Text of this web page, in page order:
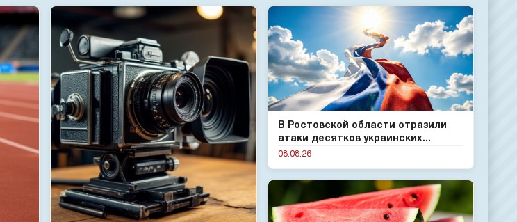
В Ростовской области отразили
атаки десятков украинских...
08.08.26